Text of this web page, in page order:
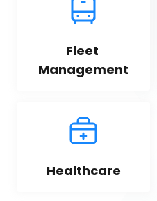
Fleet
Management
Healthcare